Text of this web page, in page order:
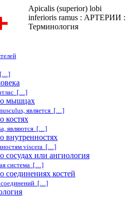
Apicalis (superior) lobi
inferioris ramus : АРТЕРИИ :
Терминология
[…]
[…]
мышцах
является […]
костях
являются […]
внутренностях
viscera […]
сосудах или ангиология
система […]
соединениях костей
соединений […]